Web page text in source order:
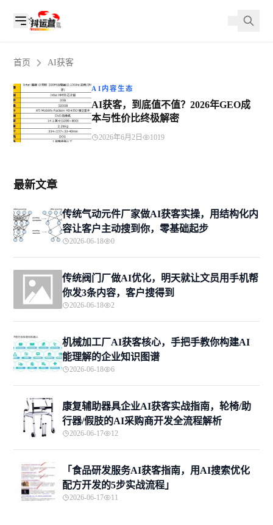
首页 AI获客
AI内容生态
AI获客，到底值不值？2026年GEO成
本与性价比终极解密
2026年6月2日 1019
最新文章
传统气动元件厂家做AI获客实操，用结构化内
容让客户主动搜到你，零基础起步
2026-06-18 0
传统阀门厂做AI优化，明天就让文员用手机帮
你发3条内容，客户搜得到
2026-06-18 2
机械加工厂AI获客核心，手把手教你构建AI
能理解的企业知识图谱
2026-06-18 6
康复辅助器具企业AI获客实战指南，轮椅/助
行器/假肢的AI采购商开发全流程解析
2026-06-17 12
「食品研发服务AI获客指南，用AI搜索优化
配方开发的5步实战流程」
2026-06-17 11